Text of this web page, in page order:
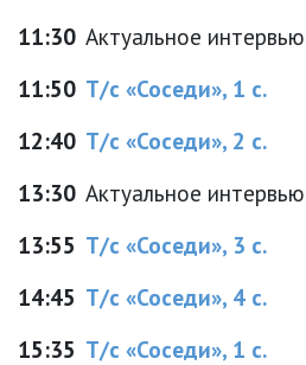
11:30 Актуальное интервью
11:50 Т/с «Соседи», 1 с.
12:40 Т/с «Соседи», 2 с.
13:30 Актуальное интервью
13:55 Т/с «Соседи», 3 с.
14:45 Т/с «Соседи», 4 с.
15:35 Т/с «Соседи», 1 с.